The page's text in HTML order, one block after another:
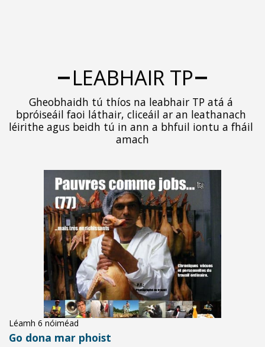
LEABHAIR TP
Gheobhaidh tú thíos na leabhair TP atá á
bpróiseáil faoi láthair, cliceáil ar an leathanach
léirithe agus beidh tú in ann a bhfuil iontu a fháil
amach
Léamh 6 nóiméad
Go dona mar phoist